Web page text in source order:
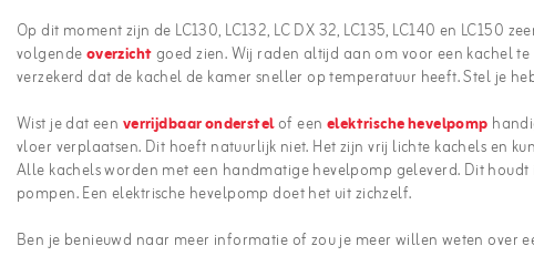
Op dit moment zijn de LC130, LC132, LC DX 32, LC135, LC140 en LC150
volgendeoverzichtgoed zien. Wij raden altijd aan om voor een kachel
verzekerd dat de kachel de kamer sneller op temperatuur heeft. Stel je
Wist je dat een verrijdbaar onderstelof een elektrische hevelpomp
vloer verplaatsen. Dit hoeft natuurlijk niet. Het zijn vrij lichte kachels en
Alle kachels worden met een handmatige hevelpomp geleverd. Dit
pompen. Een elektrische hevelpomp doet het uit zichzelf.
Ben je benieuwd naar meer informatie of zou je meer willen weten over